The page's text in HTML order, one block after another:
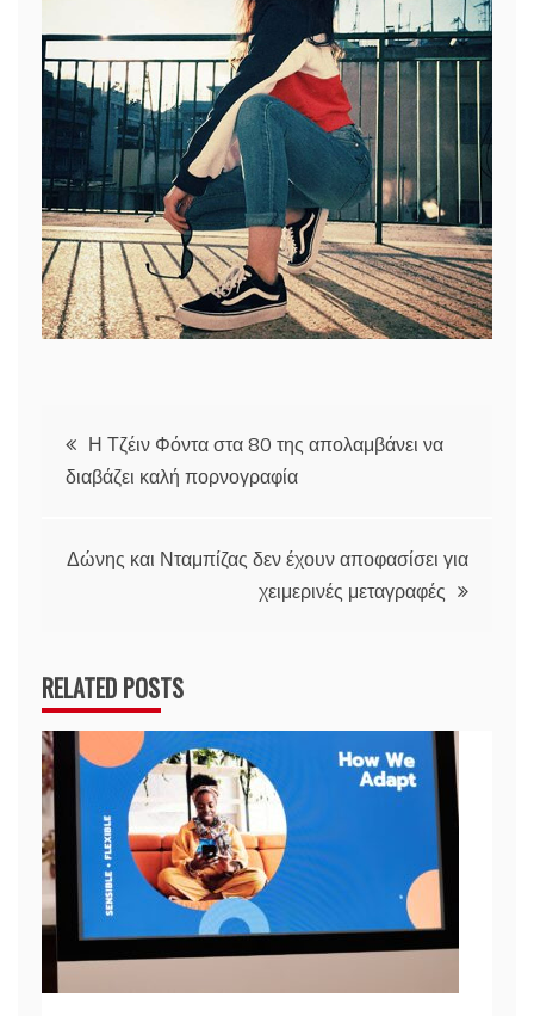
Πλοήγηση
άρθρων
Η Τζέιν Φόντα στα 80 της απολαμβάνει να
διαβάζει καλή πορνογραφία
Δώνης και Νταμπίζας δεν έχουν αποφασίσει για
χειμερινές μεταγραφές
RELATED POSTS